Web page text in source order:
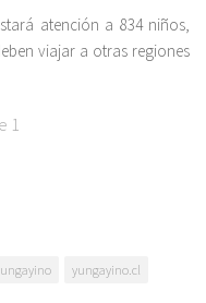
atención a 834 niños,
viajar a otras regiones
1
yungayino.cl